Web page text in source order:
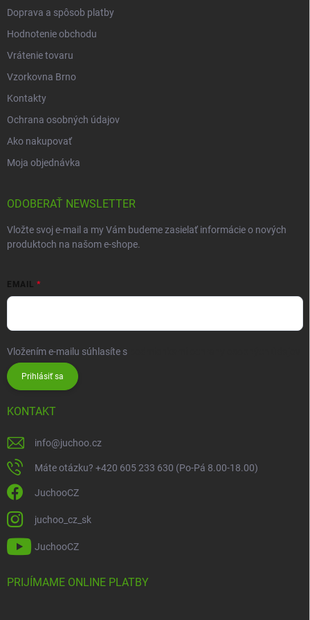
Doprava a spôsob platby
Hodnotenie obchodu
Vrátenie tovaru
Vzorkovna Brno
Kontakty
Ochrana osobných údajov
Ako nakupovať
Moja objednávka
ODOBERAŤ NEWSLETTER
Vložte svoj e-mail a my Vám budeme zasielať informácie o nových
produktoch na našom e-shope.
EMAIL
Vložením e-mailu súhlasíte s
Prihlásiť sa
KONTAKT
info@juchoo.cz
Máte otázku? +420 605 233 630 (Po-Pá 8.00-18.00)
JuchooCZ
juchoo_cz_sk
JuchooCZ
PRIJÍMAME ONLINE PLATBY